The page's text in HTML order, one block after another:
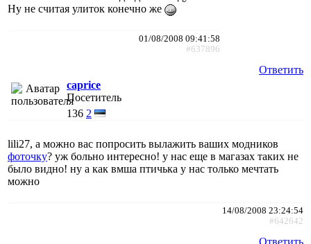
Ну не считая улиток конечно же
01/08/2008 09:41:58
#637896
Ответить
caprice
Посетитель
136 2
lili27, а можно вас попросить вылажить ваших модников
фоточку? уж больно интересно! у нас еще в магазах таких не
было видно! ну а как вмша птичька у нас только мечтать
можно
14/08/2008 23:24:54
#642642
Ответить